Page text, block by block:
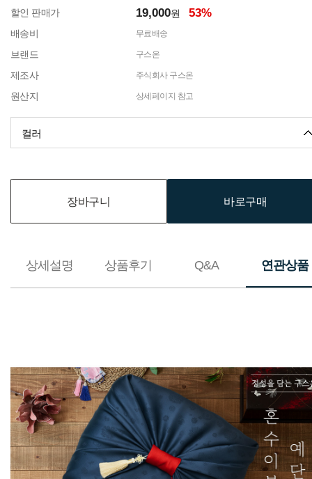
할인 판매가 19,000원 53%
배송비 무료배송
브랜드 구스온
제조사 주식회사 구스온
원산지 상세페이지 참고
컬러
장바구니 바로구매
상세설명 상품후기 Q&A 연관상품